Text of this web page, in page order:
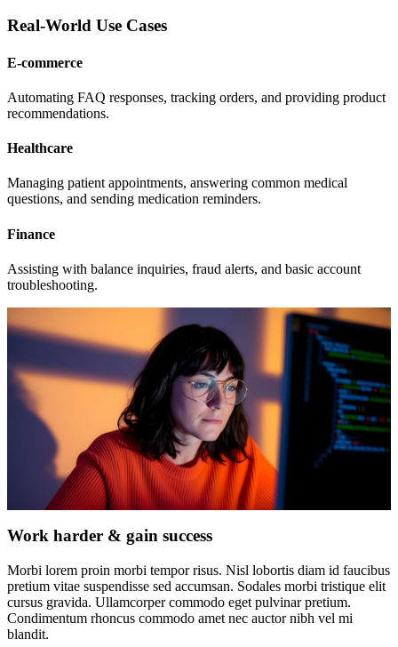
Real-World Use Cases
E-commerce
Automating FAQ responses, tracking orders, and providing product
recommendations.
Healthcare
Managing patient appointments, answering common medical
questions, and sending medication reminders.
Finance
Assisting with balance inquiries, fraud alerts, and basic account
troubleshooting.
Work harder & gain success
Morbi lorem proin morbi tempor risus. Nisl lobortis diam id faucibus
pretium vitae suspendisse sed accumsan. Sodales morbi tristique elit
cursus gravida. Ullamcorper commodo eget pulvinar pretium.
Condimentum rhoncus commodo amet nec auctor nibh vel mi
blandit.